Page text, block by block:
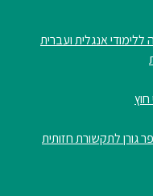
ללימודי אנגלית ועברית
חוץ
גורן לתקשורת חזותית